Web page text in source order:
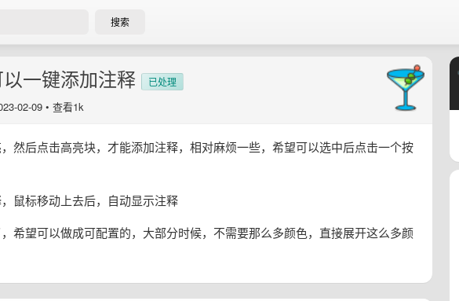
搜索
一键添加注释
已处理
02-09 • 查看1k
然后点击高亮块，才能添加注释，相对麻烦一些，希望可以选中后点击一个按
鼠标移动上去后，自动显示注释
希望可以做成可配置的，大部分时候，不需要那么多颜色，直接展开这么多颜